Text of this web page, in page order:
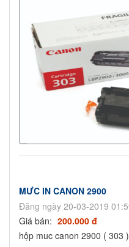
MƯC IN CANON 2900
Đăng ngày 20-03-2019
Giá bán: 200.000 đ
hộp muc canon 2900 ( 303 )